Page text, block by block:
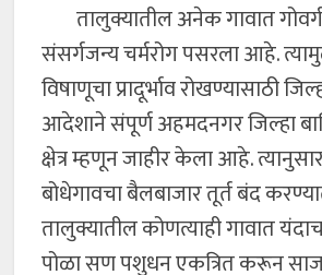
तालुक्यातील अनेक गावात
संसर्गजन्य चर्मरोग पसरला आहे.
विषाणूचा प्रादूर्भाव रोखण्यासाठी
आदेशाने संपूर्ण अहमदनगर जिल्हा
क्षेत्र म्हणून जाहीर केला आहे.
बोधेगावचा बैलबाजार तूर्त बंद
तालुक्यातील कोणत्याही गावात
पोळा सण पशुधन एकत्रित करून